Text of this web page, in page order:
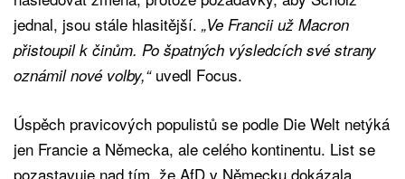
jednal, jsou stále hlasitější. „Ve Francii už Macron
přistoupil k činům. Po špatných výsledcích své strany
oznámil nové volby,“uvedl Focus.
Úspěch pravicových populistů se podle Die Welt netýká
jen Francie a Německa, ale celého kontinentu. List se
pozastavuje nad tím, že AfD v Německu dokázala